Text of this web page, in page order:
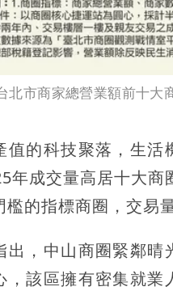
北市商家總營業額前十大
值的科技聚落，生
年成交量高居十大
檻的指標商圈，交易
出，中山商圈緊鄰
，該區擁有密集就